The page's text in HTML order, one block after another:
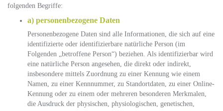
folgenden Begriffe:
a) personenbezogene Daten
Personenbezogene Daten sind alle Informationen, die sich auf eine
identifizierte oder identifizierbare natürliche Person (im
Folgenden „betroffene Person“) beziehen. Als identifizierbar wird
eine natürliche Person angesehen, die direkt oder indirekt,
insbesondere mittels Zuordnung zu einer Kennung wie einem
Namen, zu einer Kennnummer, zu Standortdaten, zu einer Online-
Kennung oder zu einem oder mehreren besonderen Merkmalen,
die Ausdruck der physischen, physiologischen, genetischen,